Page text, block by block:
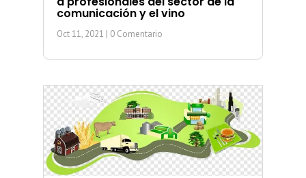
comunicación y el vino
Oct 11, 2021 | 0 Comentario